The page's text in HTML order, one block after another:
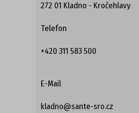
PANTOFLE
KOTNÍKOVÁ OBUV
TREKOVÉ
272 01 Kladno - Kročehlavy
Telefon
+420 311 583 500
E-Mail
kladno@sante-sro.cz